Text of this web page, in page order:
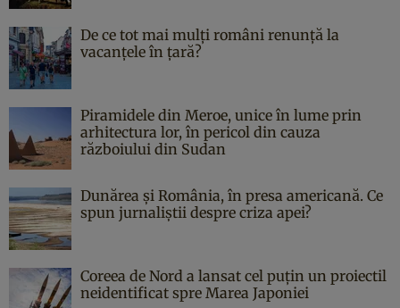
De ce tot mai mulți români renunță la
vacanțele în țară?
Piramidele din Meroe, unice în lume prin
arhitectura lor, în pericol din cauza
războiului din Sudan
Dunărea și România, în presa americană. Ce
spun jurnaliștii despre criza apei?
Coreea de Nord a lansat cel puțin un proiectil
neidentificat spre Marea Japoniei